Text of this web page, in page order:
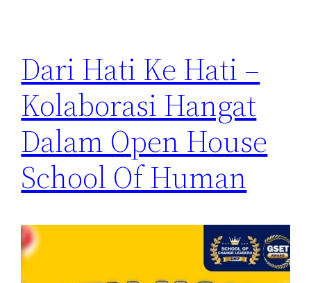
Dari Hati Ke Hati –
Kolaborasi Hangat
Dalam Open House
School Of Human